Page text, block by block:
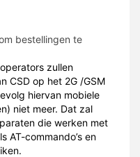
bestellingen te
zullen
CSD op het 2G /GSM
hiervan mobiele
niet meer. Dat zal
die werken met
AT-commando’s en